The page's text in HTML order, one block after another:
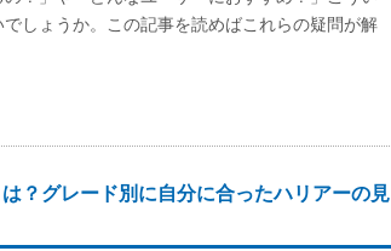
しょうか。この記事を読めばこれらの疑問が解
？グレード別に自分に合ったハリアーの見